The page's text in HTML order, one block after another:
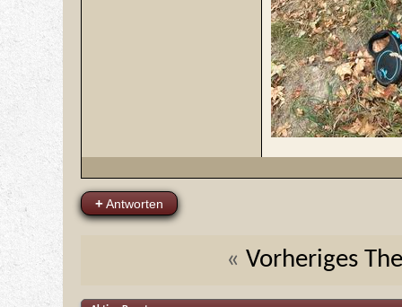
+Antworten
« Vorheriges